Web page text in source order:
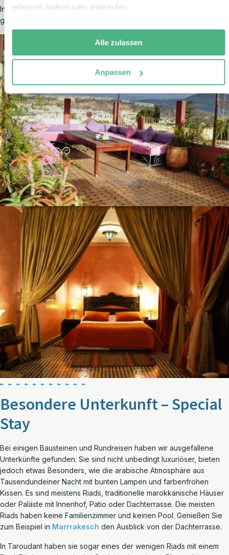
jederzeit ändern oder widerrufen.
Alle zulassen
Anpassen
In Ihrem individuell eingerichtenen Zimmer im Riad in Fes findet die
ganze Familie Platz. Kein Zimmer gleicht dem anderen.
Besondere Unterkunft – Special
Stay
Bei einigen Bausteinen und Rundreisen haben wir ausgefallene
Unterkünfte gefunden. Sie sind nicht unbedingt luxuriöser, bieten
jedoch etwas Besonders, wie die arabische Atmosphäre aus
Tausendundeiner Nacht mit bunten Lampen und farbenfrohen
Kissen. Es sind meistens Riads, traditionelle marokkanische Häuser
oder Paläste mit Innenhof, Patio oder Dachterrasse. Die meisten
Riads haben keine Familienzimmer und keinen Pool. Genießen Sie
zum Beispiel in Marrrakesch den Ausblick von der Dachterrasse.
In Taroudant haben sie sogar eines der wenigen Riads mit einem